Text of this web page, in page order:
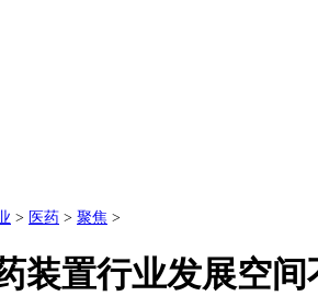
> 医药 > 聚焦 >
装置行业发展空